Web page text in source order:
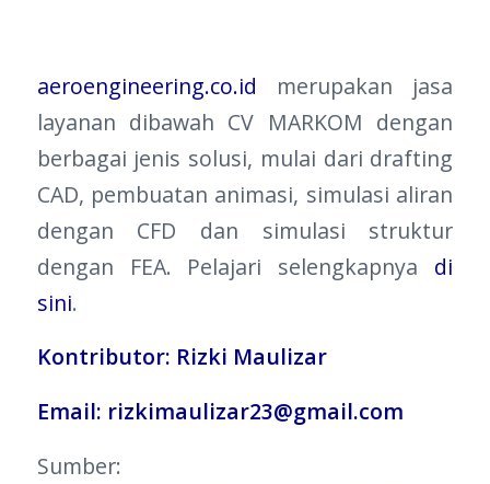
aeroengineering.co.id merupakan jasa
layanan dibawah CV MARKOM dengan
berbagai jenis solusi, mulai dari drafting
CAD, pembuatan animasi, simulasi aliran
dengan CFD dan simulasi struktur
dengan FEA. Pelajari selengkapnya di
sini.
Kontributor: Rizki Maulizar
Email: rizkimaulizar23@gmail.com
Sumber: